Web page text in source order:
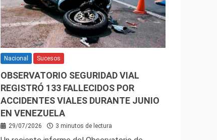
Nacional Sucesos
OBSERVATORIO SEGURIDAD VIAL
REGISTRÓ 133 FALLECIDOS POR
ACCIDENTES VIALES DURANTE JUNIO
EN VENEZUELA
29/07/2026 3 minutos de lectura